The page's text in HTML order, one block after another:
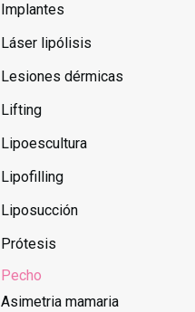
Implantes
Láser lipólisis
Lesiones dérmicas
Lifting
Lipoescultura
Lipofilling
Liposucción
Prótesis
Pecho
Asimetria mamaria